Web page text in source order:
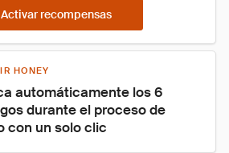
Activar recompensas
HONEY
automáticamente los 6
durante el proceso de
con un solo clic